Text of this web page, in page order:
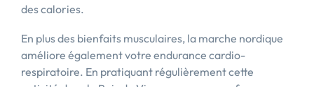
des calories.
En plus des bienfaits musculaires, la marche nordique
améliore également votre endurance cardio-
respiratoire. En pratiquant régulièrement cette